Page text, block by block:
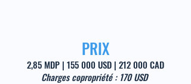
PRIX
2,85 MDP | 155 000 USD | 212 000 CAD
Charges copropriété : 170 USD